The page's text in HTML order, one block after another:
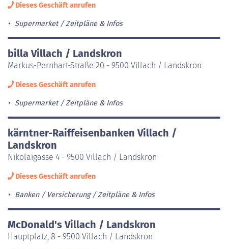
Dieses Geschäft anrufen
Supermarket Zeitpläne & Infos
billa Villach / Landskron
Markus-Pernhart-Straße 20 - 9500 Villach / Landskron
Dieses Geschäft anrufen
Supermarket Zeitpläne & Infos
kärntner-Raiffeisenbanken Villach /
Landskron
Nikolaigasse 4 - 9500 Villach / Landskron
Dieses Geschäft anrufen
Banken / Versicherung Zeitpläne & Infos
McDonald's Villach / Landskron
Hauptplatz, 8 - 9500 Villach / Landskron